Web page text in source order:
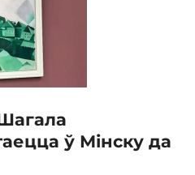
ў Мінску да